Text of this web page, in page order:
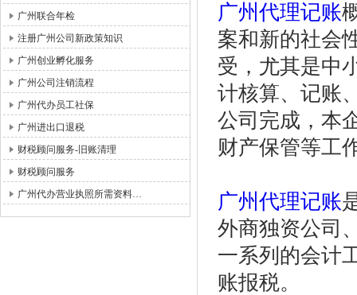
广州联合年检
注册广州公司新政策知识
广州创业孵化服务
广州公司注销流程
广州代办员工社保
广州进出口退税
财税顾问服务-旧账清理
财税顾问服务
广州代办营业执照所需资料…
广州代理记账
案和新的社会
受，尤其是中
计核算、记账
公司完成，本
财产保管等工
广州代理记账
外商独资公司
一系列的会计
账报税。